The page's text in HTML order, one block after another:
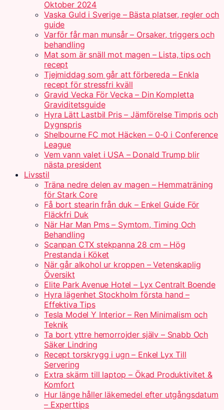
Oktober 2024
Vaska Guld i Sverige – Bästa platser, regler och
guide
Varför får man munsår – Orsaker, triggers och
behandling
Mat som är snäll mot magen – Lista, tips och
recept
Tjejmiddag som går att förbereda – Enkla
recept för stressfri kväll
Gravid Vecka För Vecka – Din Kompletta
Graviditetsguide
Hyra Lätt Lastbil Pris – Jämförelse Timpris och
Dygnspris
Shelbourne FC mot Häcken – 0-0 i Conference
League
Vem vann valet i USA – Donald Trump blir
nästa president
Livsstil
Träna nedre delen av magen – Hemmaträning
för Stark Core
Få bort stearin från duk – Enkel Guide För
Fläckfri Duk
När Har Man Pms – Symtom, Timing Och
Behandling
Scanpan CTX stekpanna 28 cm – Hög
Prestanda i Köket
När går alkohol ur kroppen – Vetenskaplig
Översikt
Elite Park Avenue Hotel – Lyx Centralt Boende
Hyra lägenhet Stockholm första hand –
Effektiva Tips
Tesla Model Y Interior – Ren Minimalism och
Teknik
Ta bort yttre hemorrojder själv – Snabb Och
Säker Lindring
Recept torskrygg i ugn – Enkel Lyx Till
Servering
Extra skärm till laptop – Ökad Produktivitet &
Komfort
Hur länge håller läkemedel efter utgångsdatum
– Experttips